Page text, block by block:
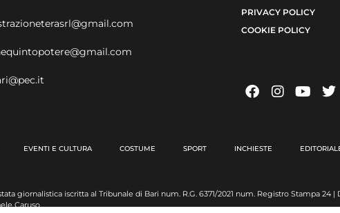
PRIVACY POLICY
COOKIE POLICY
EVENTI E CULTURA COSTUME SPORT INCHIESTE
giornalistica iscritta al Tribunale di Bari num. R.G. 6371/2021 num. Registro Stampa 24 |
Caruso